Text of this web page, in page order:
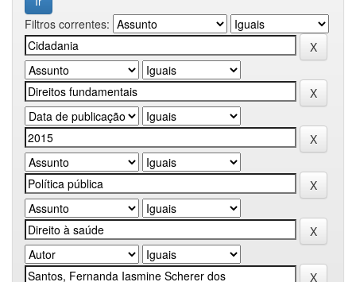
Filtros correntes: